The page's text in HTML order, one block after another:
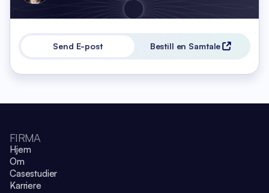
Send E-post Bestill en Samtale
FIRMA
Hjem
Om
Casestudier
Karriere